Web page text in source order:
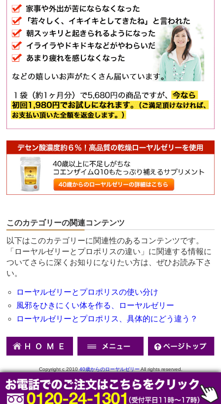
このカテゴリーの関連コンテンツ
以下はこのカテゴリーに関連性のあるコンテンツです。
「ローヤルゼリーとプロポリスの違い」に関連する情報に
ついてさらに深くお知りになりたい方は、ぜひお読み下さ
い。
ローヤルゼリーとプロポリスの使い分け
風邪をひきにくい体を作る、ローヤルゼリー
ローヤルゼリーとプロポリス、具体的にどう違う？
Copyright c 201040歳からのローヤルゼリーAll rights reserved.